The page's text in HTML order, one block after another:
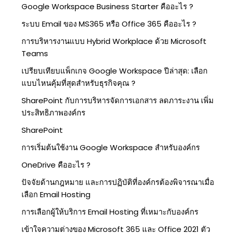
Google Workspace Business Starter คืออะไร ?
ระบบ Email ของ MS365 หรือ Office 365 คืออะไร ?
การบริหารงานแบบ Hybrid Workplace ด้วย Microsoft
Teams
เปรียบเทียบแพ็กเกจ Google Workspace ปีล่าสุด: เลือก
แบบไหนคุ้มที่สุดสำหรับธุรกิจคุณ ?
SharePoint กับการบริหารจัดการเอกสาร ลดภาระงาน เพิ่ม
ประสิทธิภาพองค์กร
SharePoint
การเริ่มต้นใช้งาน Google Workspace สำหรับองค์กร
OneDrive คืออะไร ?
ปัจจัยด้านกฎหมาย และการปฏิบัติที่องค์กรต้องพิจารณาเมื่อ
เลือก Email Hosting
การเลือกผู้ให้บริการ Email Hosting ที่เหมาะกับองค์กร
เข้าใจความต่างของ Microsoft 365 และ Office 2021 ตัว